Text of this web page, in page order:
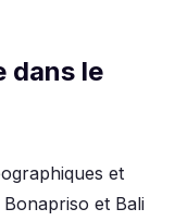
dans le
et
et Bali